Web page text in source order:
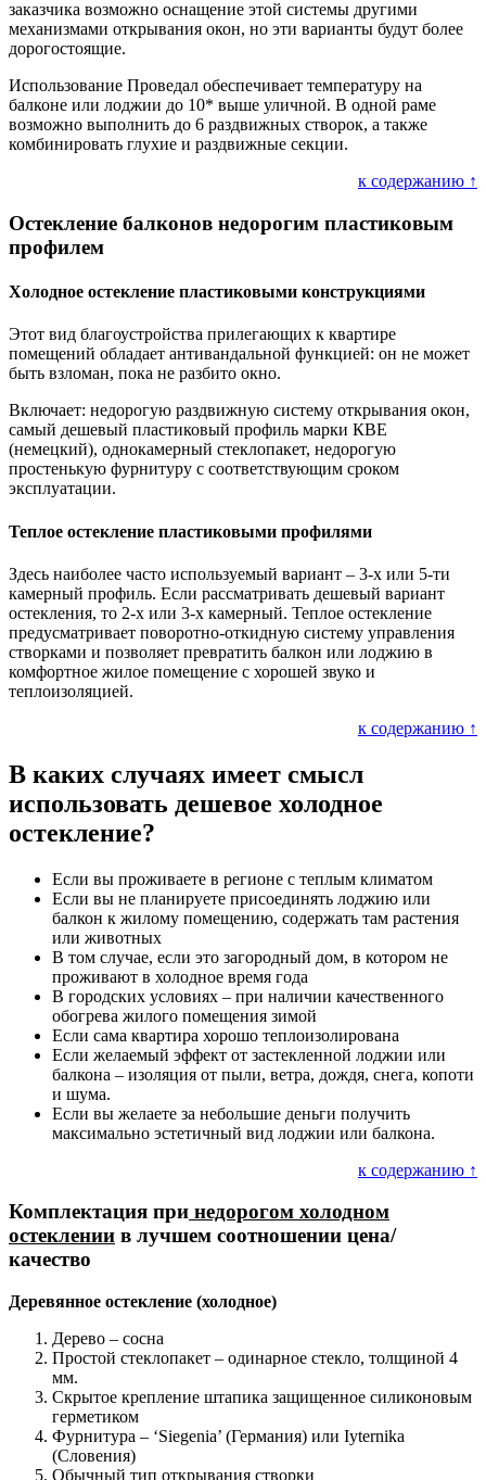
заказчика возможно оснащение этой системы другими
механизмами открывания окон, но эти варианты будут более
дорогостоящие.
Использование Проведал обеспечивает температуру на
балконе или лоджии до 10* выше уличной. В одной раме
возможно выполнить до 6 раздвижных створок, а также
комбинировать глухие и раздвижные секции.
к содержанию ↑
Остекление балконов недорогим пластиковым
профилем
Холодное остекление пластиковыми конструкциями
Этот вид благоустройства прилегающих к квартире
помещений обладает антивандальной функцией: он не может
быть взломан, пока не разбито окно.
Включает: недорогую раздвижную систему открывания окон,
самый дешевый пластиковый профиль марки КВЕ
(немецкий), однокамерный стеклопакет, недорогую
простенькую фурнитуру с соответствующим сроком
эксплуатации.
Теплое остекление пластиковыми профилями
Здесь наиболее часто используемый вариант – 3-х или 5-ти
камерный профиль. Если рассматривать дешевый вариант
остекления, то 2-х или 3-х камерный. Теплое остекление
предусматривает поворотно-откидную систему управления
створками и позволяет превратить балкон или лоджию в
комфортное жилое помещение с хорошей звуко и
теплоизоляцией.
к содержанию ↑
В каких случаях имеет смысл
использовать дешевое холодное
остекление?
Если вы проживаете в регионе с теплым климатом
Если вы не планируете присоединять лоджию или
балкон к жилому помещению, содержать там растения
или животных
В том случае, если это загородный дом, в котором не
проживают в холодное время года
В городских условиях – при наличии качественного
обогрева жилого помещения зимой
Если сама квартира хорошо теплоизолирована
Если желаемый эффект от застекленной лоджии или
балкона – изоляция от пыли, ветра, дождя, снега, копоти
и шума.
Если вы желаете за небольшие деньги получить
максимально эстетичный вид лоджии или балкона.
к содержанию ↑
Комплектация при недорогом холодном
остеклении в лучшем соотношении цена/
качество
Деревянное остекление (холодное)
Дерево – сосна
Простой стеклопакет – одинарное стекло, толщиной 4
мм.
Скрытое крепление штапика защищенное силиконовым
герметиком
Фурнитура – ‘Siegenia’ (Германия) или Iyternika
(Словения)
Обычный тип открывания створки